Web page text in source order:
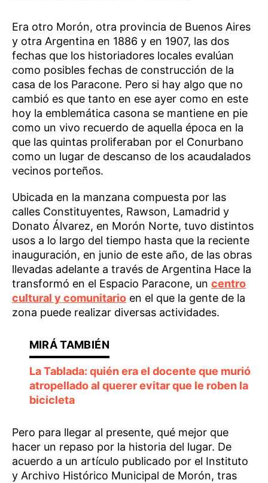
Era otro Morón, otra provincia de Buenos Aires
y otra Argentina en 1886 y en 1907, las dos
fechas que los historiadores locales evalúan
como posibles fechas de construcción de la
casa de los Paracone. Pero si hay algo que no
cambió es que tanto en ese ayer como en este
hoy la emblemática casona se mantiene en pie
como un vivo recuerdo de aquella época en la
que las quintas proliferaban por el Conurbano
como un lugar de descanso de los acaudalados
vecinos porteños.
Ubicada en la manzana compuesta por las
calles Constituyentes, Rawson, Lamadrid y
Donato Álvarez, en Morón Norte, tuvo distintos
usos a lo largo del tiempo hasta que la reciente
inauguración, en junio de este año, de las obras
llevadas adelante a través de Argentina Hace la
transformó en el Espacio Paracone, un centro
cultural y comunitario en el que la gente de la
zona puede realizar diversas actividades.
La Tablada: quién era el docente que murió
atropellado al querer evitar que le roben la
bicicleta
Pero para llegar al presente, qué mejor que
hacer un repaso por la historia del lugar. De
acuerdo a un artículo publicado por el Instituto
y Archivo Histórico Municipal de Morón, tras